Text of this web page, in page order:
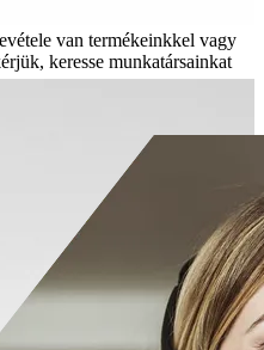
van termékeinkkel vagy
keresse munkatársainkat